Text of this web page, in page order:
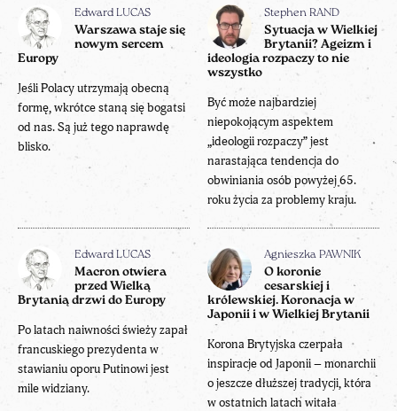
Edward LUCAS
Warszawa staje się
nowym sercem
Europy
Jeśli Polacy utrzymają obecną
formę, wkrótce staną się bogatsi
od nas. Są już tego naprawdę
blisko.
Stephen RAND
Sytuacja w Wielkiej
Brytanii? Ageizm i
ideologia rozpaczy to nie
wszystko
Być może najbardziej
niepokojącym aspektem
„ideologii rozpaczy” jest
narastająca tendencja do
obwiniania osób powyżej 65.
roku życia za problemy kraju.
Edward LUCAS
Macron otwiera
przed Wielką
Brytanią drzwi do Europy
Po latach naiwności świeży zapał
francuskiego prezydenta w
stawianiu oporu Putinowi jest
mile widziany.
Agnieszka PAWNIK
O koronie
cesarskiej i
królewskiej. Koronacja w
Japonii i w Wielkiej Brytanii
Korona Brytyjska czerpała
inspiracje od Japonii – monarchii
o jeszcze dłuższej tradycji, która
w ostatnich latach witała